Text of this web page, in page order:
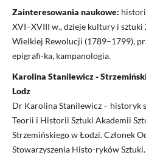
Zainteresowania naukowe:
XVI–XVIII w., dzieje kultury i
Wielkiej Rewolucji (1789–1799),
epigrafi-ka, kampanologia.
Karolina Stanilewicz -
Lodz
Dr Karolina Stanilewicz – historyk
Teorii i Historii Sztuki Akademii
Strzemińskiego w Łodzi. Członek
Stowarzyszenia Histo-ryków